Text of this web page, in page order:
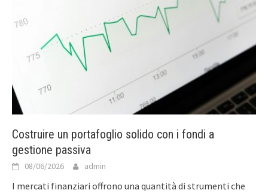
Costruire un portafoglio solido con i fondi a
gestione passiva
08/06/2026 admin
I mercati finanziari offrono una quantità di strumenti che